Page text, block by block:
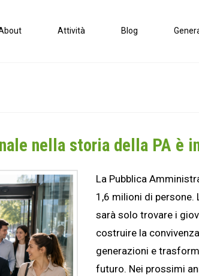
Attività Blog
nella storia della PA è
La Pubblica
1,6 milioni di persone.
sarà solo trovare i
costruire la
generazioni e
futuro. Nei prossimi